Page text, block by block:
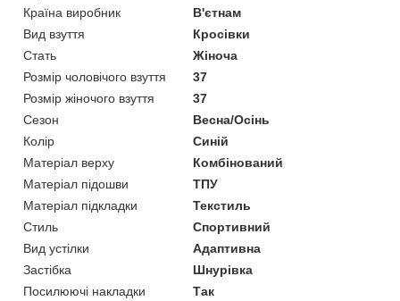
Країна виробник
В'єтнам
Вид взуття
Кросівки
Стать
Жіноча
Розмір чоловічого взуття
37
Розмір жіночого взуття
37
Сезон
Весна/Осінь
Колір
Синій
Матеріал верху
Комбінований
Матеріал підошви
ТПУ
Матеріал підкладки
Текстиль
Стиль
Спортивний
Вид устілки
Адаптивна
Застібка
Шнурівка
Посилюючі накладки
Так